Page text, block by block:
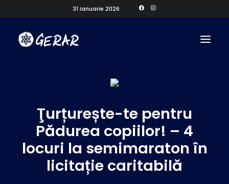
31 Ianuarie 2026
Ţurțurește-te pentru
Pădurea copiilor! – 4
locuri la semimaraton în
licitație caritabilă